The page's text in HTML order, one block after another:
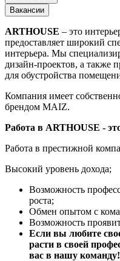
Вакансии
ARTHOUSE – это
предоставляет широкий
интерьера. Мы
дизайн-проектов, а также
для обустройства
Компания имеет
брендом MAIZ.
Работа в ARTHOUSE -
Работа в престижной
Высокий уровень дохода;
Возможность
роста;
Обмен опытом с
Возможность
Если вы любите
расти в своей
вас в нашу команду!